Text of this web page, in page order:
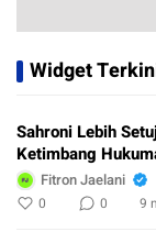
Widget
Sahroni Lebih
Ketimbang
Fitron Jaelani
0 0 9